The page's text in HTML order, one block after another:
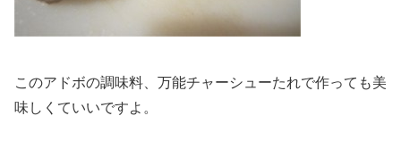
このアドボの調味料、万能チャーシューたれで作っても美
味しくていいですよ。